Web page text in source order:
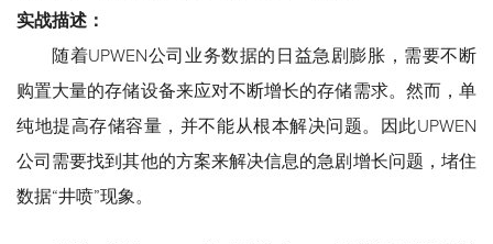
实战描述：
随着UPWEN公司业务数据的日益急剧膨胀，需要不断
购置大量的存储设备来应对不断增长的存储需求。然而，单
纯地提高存储容量，并不能从根本解决问题。因此UPWEN
公司需要找到其他的方案来解决信息的急剧增长问题，堵住
数据“井喷”现象。